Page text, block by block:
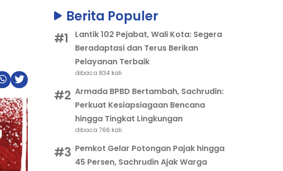
Berita Populer
#1
Lantik 102 Pejabat, Wali Kota: Segera
Beradaptasi dan Terus Berikan
Pelayanan Terbaik
dibaca 834 kali
#2 Armada BPBD Bertambah, Sachrudin:
Perkuat Kesiapsiagaan Bencana
hingga Tingkat Lingkungan
dibaca 766 kali
#3 Pemkot Gelar Potongan Pajak hingga
45 Persen, Sachrudin Ajak Warga